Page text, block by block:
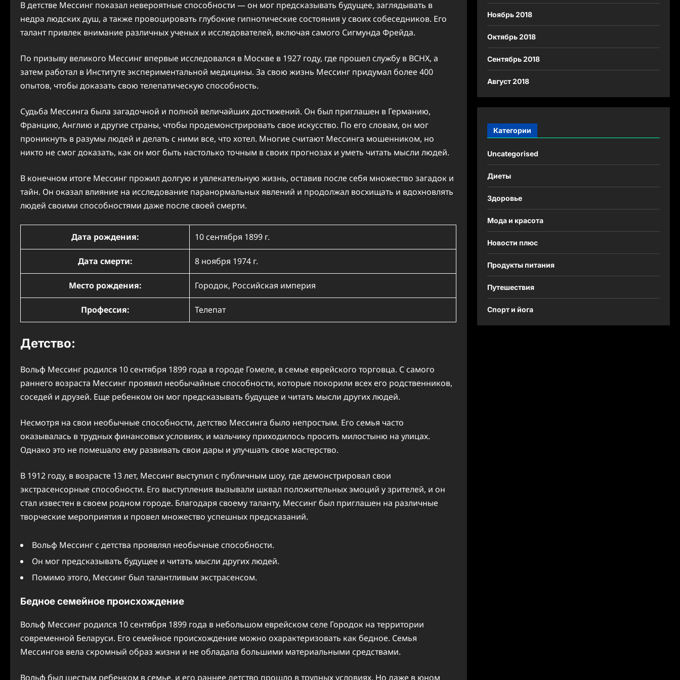
В детстве Мессинг показал невероятные способности — он мог предсказывать будущее, заглядывать в
недра людских душ, а также провоцировать глубокие гипнотические состояния у своих собеседников. Его
талант привлек внимание различных ученых и исследователей, включая самого Сигмунда Фрейда.
По призыву великого Мессинг впервые исследовался в Москве в 1927 году, где прошел службу в ВСНХ, а
затем работал в Институте экспериментальной медицины. За свою жизнь Мессинг придумал более 400
опытов, чтобы доказать свою телепатическую способность.
Судьба Мессинга была загадочной и полной величайших достижений. Он был приглашен в Германию,
Францию, Англию и другие страны, чтобы продемонстрировать свое искусство. По его словам, он мог
проникнуть в разумы людей и делать с ними все, что хотел. Многие считают Мессинга мошенником, но
никто не смог доказать, как он мог быть настолько точным в своих прогнозах и уметь читать мысли людей.
В конечном итоге Мессинг прожил долгую и увлекательную жизнь, оставив после себя множество загадок и
тайн. Он оказал влияние на исследование паранормальных явлений и продолжал восхищать и вдохновлять
людей своими способностями даже после своей смерти.
Дата рождения: 10 сентября 1899 г.
Дата смерти: 8 ноября 1974 г.
Место рождения: Городок, Российская империя
Профессия: Телепат
Детство:
Вольф Мессинг родился 10 сентября 1899 года в городе Гомеле, в семье еврейского торговца. С самого
раннего возраста Мессинг проявил необычайные способности, которые покорили всех его родственников,
соседей и друзей. Еще ребенком он мог предсказывать будущее и читать мысли других людей.
Несмотря на свои необычные способности, детство Мессинга было непростым. Его семья часто
оказывалась в трудных финансовых условиях, и мальчику приходилось просить милостыню на улицах.
Однако это не помешало ему развивать свои дары и улучшать свое мастерство.
В 1912 году, в возрасте 13 лет, Мессинг выступил с публичным шоу, где демонстрировал свои
экстрасенсорные способности. Его выступления вызывали шквал положительных эмоций у зрителей, и он
стал известен в своем родном городе. Благодаря своему таланту, Мессинг был приглашен на различные
творческие мероприятия и провел множество успешных предсказаний.
Вольф Мессинг с детства проявлял необычные способности.
Он мог предсказывать будущее и читать мысли других людей.
Помимо этого, Мессинг был талантливым экстрасенсом.
Бедное семейное происхождение
Вольф Мессинг родился 10 сентября 1899 года в небольшом еврейском селе Городок на территории
современной Беларуси. Его семейное происхождение можно охарактеризовать как бедное. Семья
Мессингов вела скромный образ жизни и не обладала большими материальными средствами.
Вольф был шестым ребенком в семье, и его раннее детство прошло в трудных условиях. Но даже в юном
Ноябрь 2018
Октябрь 2018
Сентябрь 2018
Август 2018
Категории
Uncategorised
Диеты
Здоровье
Мода и красота
Новости плюс
Продукты питания
Путешествия
Спорт и йога